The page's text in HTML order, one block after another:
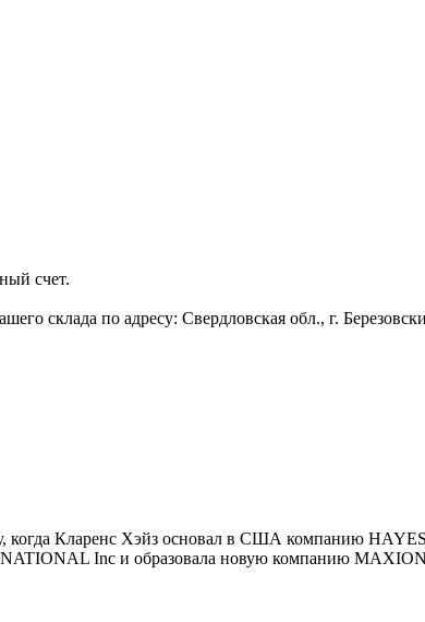
счет.
склада по адресу: Свердловская обл., г.
когда Кларенс Хэйз основал в США компанию
Inc и образовала новую компанию